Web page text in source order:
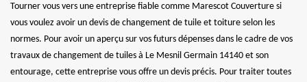
Tourner vous vers une entreprise fiable comme Marescot Couverture si
vous voulez avoir un devis de changement de tuile et toiture selon les
normes. Pour avoir un aperçu sur vos futurs dépenses dans le cadre de vos
travaux de changement de tuiles à Le Mesnil Germain 14140 et son
entourage, cette entreprise vous offre un devis précis. Pour traiter toutes